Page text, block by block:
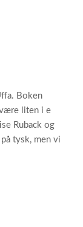
Boken
liten i e
Ruback og
tysk, men vi